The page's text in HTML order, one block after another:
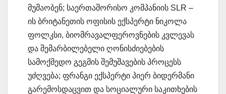
მუშაობენ; საერთაშორისო კომპანიის SLR –
ის ბრიტანეთის ოფისის ექსპერტი ნიკოლა
ფოლკსი, ბიომრავალფეროვნების კვლევას
და შემარბილებელი ღონისძიებების
სამოქმედო გეგმის შემუშავების პროცესს
უძღვება; ფრანგი ექსპერტი პიერ ბიდერმანი
გარემოსდაცვით და სოციალური საკითხების